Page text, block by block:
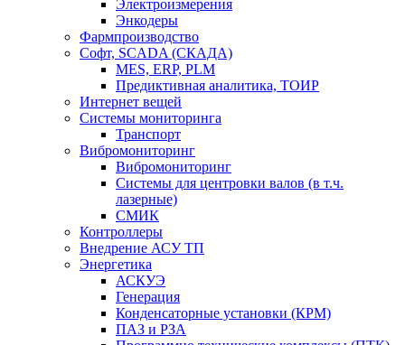
Электроизмерения
Энкодеры
Фармпроизводство
Софт, SCADA (СКАДА)
MES, ERP, PLM
Предиктивная аналитика, ТОИР
Интернет вещей
Системы мониторинга
Транспорт
Вибромониторинг
Вибромониторинг
Системы для центровки валов (в т.ч.
лазерные)
СМИК
Контроллеры
Внедрение АСУ ТП
Энергетика
АСКУЭ
Генерация
Конденсаторные установки (КРМ)
ПАЗ и РЗА